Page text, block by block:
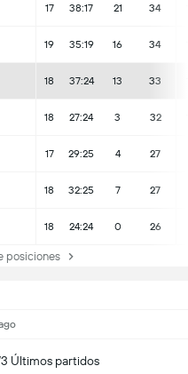
17 38:17 21 34
19 35:19 16 34
18 37:24 13 33
18 27:24 3 32
17 29:25 4 27
18 32:25 7 27
18 24:24 0 26
posiciones
Últimos partidos